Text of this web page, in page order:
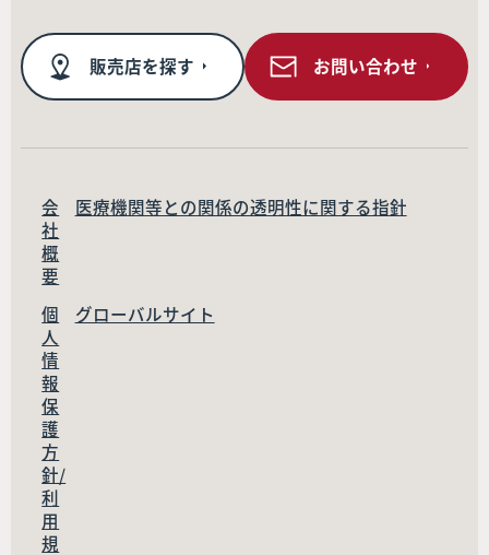
販売店を探す お問い合わせ
会
社
概
要
医療機関等との関係の透明性に関する指針
個
人
情
報
保
護
方
針/
利
用
規
グローバルサイト